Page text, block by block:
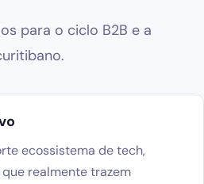
para o ciclo B2B e a
ecossistema de tech,
realmente trazem